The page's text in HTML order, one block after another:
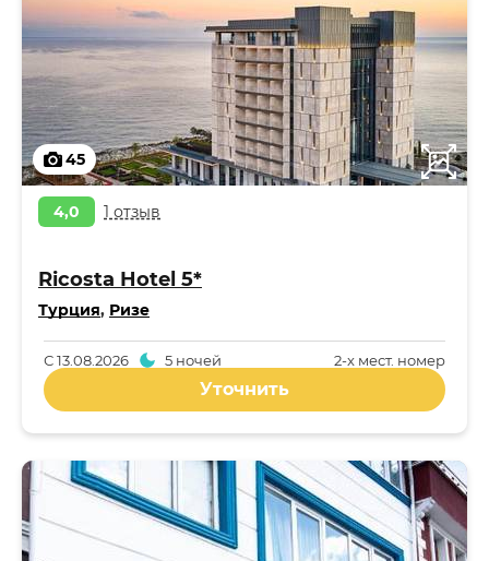
45
4,0 1 отзыв
Ricosta Hotel 5*
Турция, Ризе
2-x мест. номер
С13.08.2026 5 ночей
Уточнить